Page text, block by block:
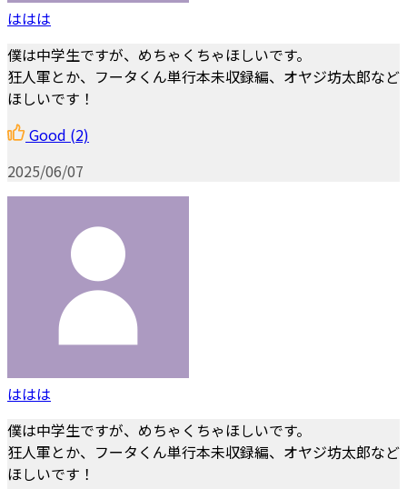
ははは
僕は中学生ですが、めちゃくちゃほしいです。
狂人軍とか、フータくん単行本未収録編、オヤジ坊太郎など
ほしいです！
Good (2)
2025/06/07
ははは
僕は中学生ですが、めちゃくちゃほしいです。
狂人軍とか、フータくん単行本未収録編、オヤジ坊太郎など
ほしいです！